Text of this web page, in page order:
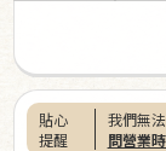
貼心
提醒
我們無
問營業